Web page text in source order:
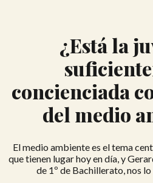
¿Está la
concienciada
del medio
El medio ambiente es el tema
que tienen lugar hoy en día, y
de 1º de Bachillerato, nos